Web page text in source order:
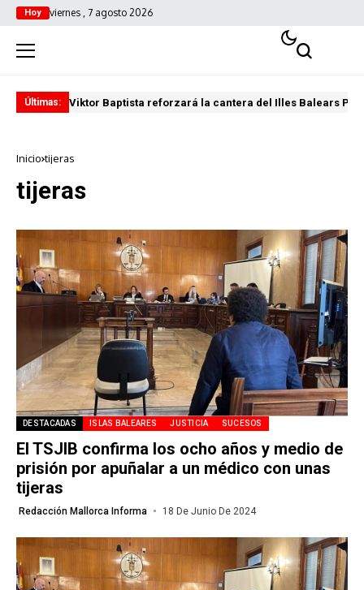
Hoy viernes , 7 agosto 2026
Últimas: Viktor Baptista reforzará la cantera del Illes Balears
Inicio tijeras
tijeras
DESTACADAS ISLAS BALEARES JUSTICIA SUCESOS
El TSJIB confirma los ocho años y medio de
prisión por apuñalar a un médico con unas
tijeras
Redacción Mallorca Informa 18 De Junio De 2024